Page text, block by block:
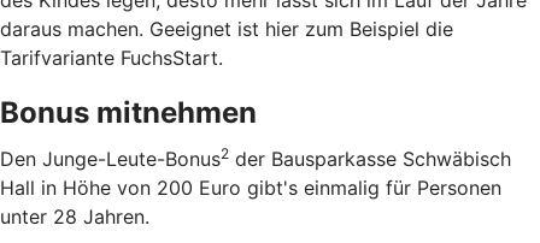
daraus machen. Geeignet ist hier zum Beispiel die
Tarifvariante FuchsStart.
Bonus mitnehmen
Den Junge-Leute-Bonus2 der Bausparkasse Schwäbisch
Hall in Höhe von 200 Euro gibt's einmalig für Personen
unter 28 Jahren.